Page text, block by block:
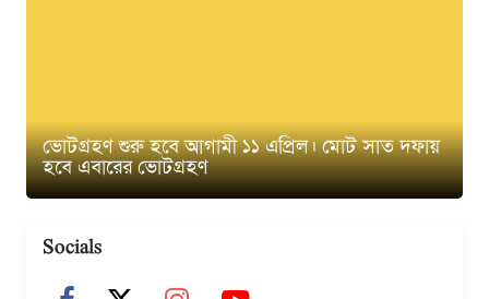
ভোটগ্রহণ শুরু হবে আগামী ১১ এপ্রিল। মোট সাত দফায়
হবে এবারের ভোটগ্রহণ
Socials